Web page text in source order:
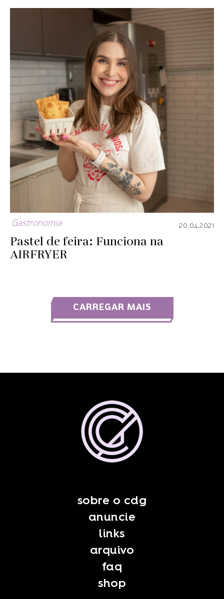
Gastronomia 20.04.2021
Pastel de feira: Funciona na
AIRFRYER
CARREGAR MAIS
sobre o cdg
anuncie
links
arquivo
faq
shop